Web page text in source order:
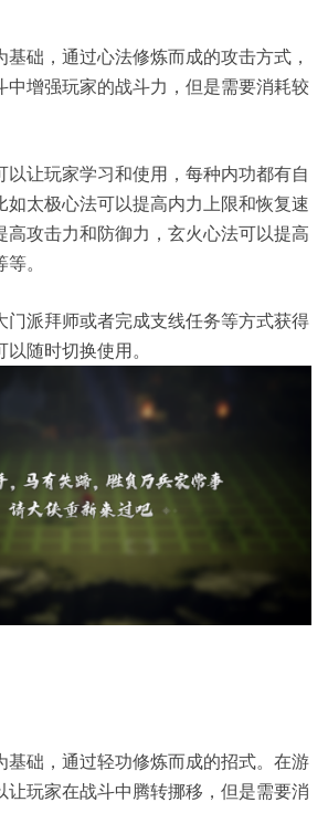
础，通过心法修炼而成的攻击方式，
中增强玩家的战斗力，但是需要消耗较
以让玩家学习和使用，每种内功都有自
如太极心法可以提高内力上限和恢复速
高攻击力和防御力，玄火心法可以提高
。
门派拜师或者完成支线任务等方式获得
随时切换使用。
基础，通过轻功修炼而成的招式。在游
让玩家在战斗中腾转挪移，但是需要消